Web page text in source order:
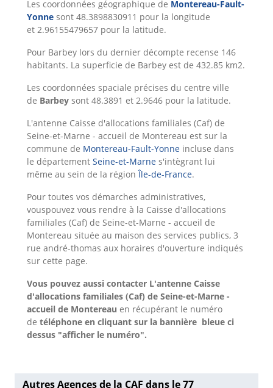
Les coordonnées géographique de Montereau-Fault-
Yonne sont 48.3898830911 pour la longitude
et 2.96155479657 pour la latitude.
Pour Barbey lors du dernier décompte recense 146
habitants. La superficie de Barbey est de 432.85 km2.
Les coordonnées spaciale précises du centre ville
de Barbey sont 48.3891 et 2.9646 pour la latitude.
L'antenne Caisse d'allocations familiales (Caf) de
Seine-et-Marne - accueil de Montereau est sur la
commune de Montereau-Fault-Yonne incluse dans
le département Seine-et-Marne s'intègrant lui
même au sein de la régionÎle-de-France.
Pour toutes vos démarches administratives,
vouspouvez vous rendre à la Caisse d'allocations
familiales (Caf) de Seine-et-Marne - accueil de
Montereau située au maison des services publics, 3
rue andré-thomas aux horaires d'ouverture indiqués
sur cette page.
Vous pouvez aussi contacter L'antenne Caisse
d'allocations familiales (Caf) de Seine-et-Marne -
accueil de Montereau en récupérant le numéro
de téléphone en cliquant sur la bannière bleue ci
dessus "afficher le numéro".
Autres Agences de la CAF dans le 77